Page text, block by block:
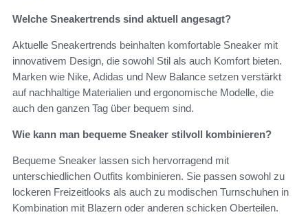
Welche Sneakertrends sind aktuell angesagt?
Aktuelle Sneakertrends beinhalten komfortable Sneaker mit
innovativem Design, die sowohl Stil als auch Komfort bieten.
Marken wie Nike, Adidas und New Balance setzen verstärkt
auf nachhaltige Materialien und ergonomische Modelle, die
auch den ganzen Tag über bequem sind.
Wie kann man bequeme Sneaker stilvoll kombinieren?
Bequeme Sneaker lassen sich hervorragend mit
unterschiedlichen Outfits kombinieren. Sie passen sowohl zu
lockeren Freizeitlooks als auch zu modischen Turnschuhen in
Kombination mit Blazern oder anderen schicken Oberteilen.